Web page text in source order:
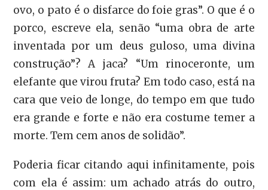
ovo, o pato é o disfarce do foie gras”. O que é o
porco, escreve ela, senão “uma obra de arte
inventada por um deus guloso, uma divina
construção”? A jaca? “Um rinoceronte, um
elefante que virou fruta? Em todo caso, está na
cara que veio de longe, do tempo em que tudo
era grande e forte e não era costume temer a
morte. Tem cem anos de solidão”.
Poderia ficar citando aqui infinitamente, pois
com ela é assim: um achado atrás do outro,